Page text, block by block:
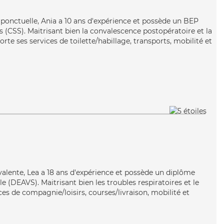
Ania a 10 ans d'expérience et possède un BEP
(CSS). Maitrisant bien la convalescence postopératoire et la
ses services de toilette/habillage, transports, mobilité et
Lea a 18 ans d'expérience et possède un diplôme
(DEAVS). Maitrisant bien les troubles respiratoires et le
de compagnie/loisirs, courses/livraison, mobilité et